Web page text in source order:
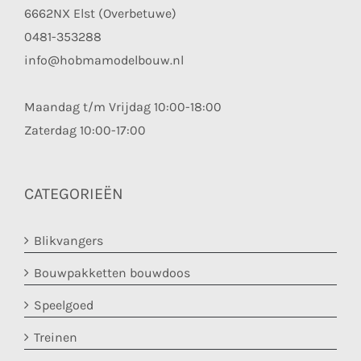
6662NX Elst (Overbetuwe)
0481-353288
info@hobmamodelbouw.nl
Maandag t/m Vrijdag 10:00-18:00
Zaterdag 10:00-17:00
CATEGORIEËN
Blikvangers
Bouwpakketten bouwdoos
Speelgoed
Treinen